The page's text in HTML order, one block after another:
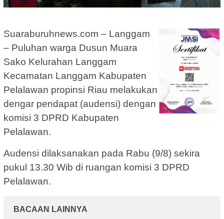
Suaraburuhnews.com – Langgam
– Puluhan warga Dusun Muara
Sako Kelurahan Langgam
Kecamatan Langgam Kabupaten
Pelalawan propinsi Riau melakukan
dengar pendapat (audensi) dengan
komisi 3 DPRD Kabupaten
Pelalawan.
Audensi dilaksanakan pada Rabu (9/8) sekira
pukul 13.30 Wib di ruangan komisi 3 DPRD
Pelalawan.
BACAAN LAINNYA